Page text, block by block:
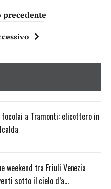
focolai a Tramonti: elicottero in
weekend tra Friuli Venezia
sotto il cielo d’a…